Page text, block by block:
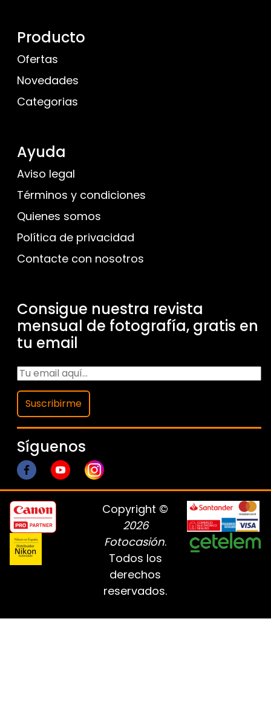
Producto
Ofertas
Novedades
Categorias
Ayuda
Aviso legal
Términos y condiciones
Quienes somos
Política de privacidad
Contacte con nosotros
Consigue nuestra revista
mensual de fotografía, gratis en
tu email
Suscribirme
Síguenos
Copyright ©
2026
Fotocasión.
Todos los
derechos
reservados.